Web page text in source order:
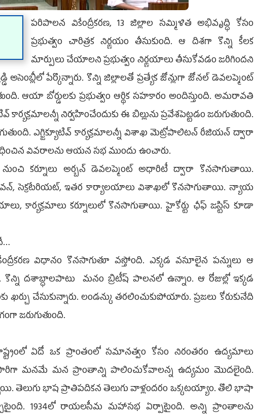
పరిపాలన వికేంద్రీకరణ, 13 జిల్లాల సమ్మిళిత అభివృద్ధి కోసం
ప్రభుత్వం చారిత్రక నిర్ణయం తీసుకుంది. ఆ దిశగా కొన్ని కీలక
మార్పులు చేయాలని ప్రభుత్వం నిర్ణయాలు తీసుకోవడం జరిగిందని
అసెంబ్లీలో పేర్కొన్నారు. కొన్ని జిల్లాలతో ప్రత్యేక జోన్లుగా జోనల్ డెవలప్మెంట్
ఆయా బోర్డులకు ప్రభుత్వం ఆర్థిక సహకారం అందిస్తుంది. అమరావతి
నిర్వహించేందుకు ఈ బిల్లును ప్రవేశపెట్టడం జరుగుతుంది.
ఎగ్జిక్యూటివ్ కార్యక్రమాలన్నీ విశాఖ మెట్రోపాలిటన్ రీజియన్ ద్వారా
వివరాలను ఆయన సభ ముందు ఉంచారు.
నుంచి కర్నూలు అర్బన్ డెవలప్మెంట్ అధారిటీ ద్వారా కొనసాగుతాయి.
సెక్రటేరియట్, ఇతర కార్యాలయాలు విశాఖలో కొనసాగుతాయి. న్యాయ
కార్యక్రమాలు కర్నూలులో కొనసాగుతాయి. హైకోర్టు ఛీఫ్ జస్టిస్ కూడా
విధానం కొనసాగుతూ వస్తోంది. ఎక్కడ వసూలైన పన్నులు ఆ
దశాబ్ధాలపాటు మనం బ్రిటీష్ పాలనలో ఉన్నాం. ఆ రోజుల్లో ఇక్కడ
చేసుకున్నారు. లండన్కు తరలించుకుపోయారు. ప్రజలు కోరుకునేది
జరుగుతుంది.
ఏదో ఒక ప్రాంతంలో సమానత్వం కోసం నిరంతరం ఉద్యమాలు
మనమే మన ప్రాంతాన్ని పాలించుకోవాలన్న ఉద్యమం మొదలైంది.
తెలుగు భాష ప్రాతిపదికన తెలుగు వాళ్లందరం ఒక్కటయ్యాం. తొలి భాషా
1934లో రాయలసీమ మహాసభ ఏర్పాటైంది. అన్ని ప్రాంతాలను